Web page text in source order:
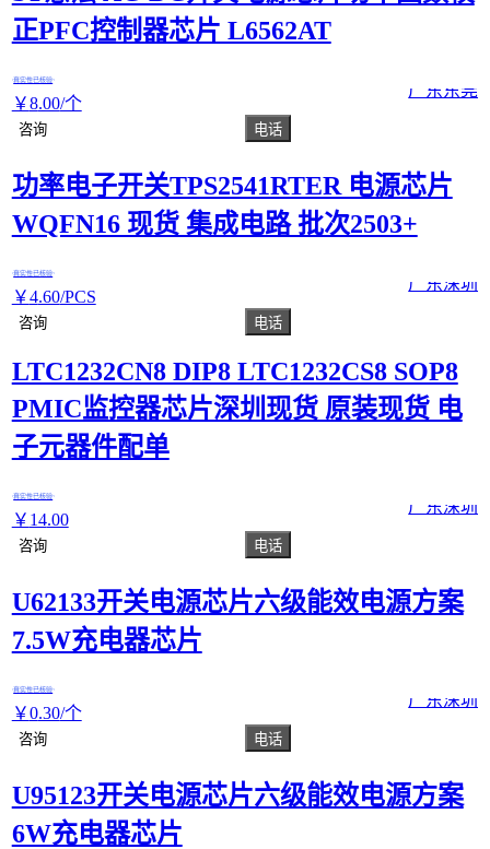
正PFC控制器芯片 L6562AT
真实性已核验
￥8.00/个
广东东莞
咨询 电话
功率电子开关TPS2541RTER 电源芯片
WQFN16 现货 集成电路 批次2503+
真实性已核验
￥4.60/PCS
广东深圳
咨询 电话
LTC1232CN8 DIP8 LTC1232CS8 SOP8
PMIC监控器芯片深圳现货 原装现货 电
子元器件配单
真实性已核验
￥ 14.00
广东深圳
咨询 电话
U62133开关电源芯片六级能效电源方案
7.5W充电器芯片
真实性已核验
￥0.30/个
广东深圳
咨询 电话
U95123开关电源芯片六级能效电源方案
6W充电器芯片